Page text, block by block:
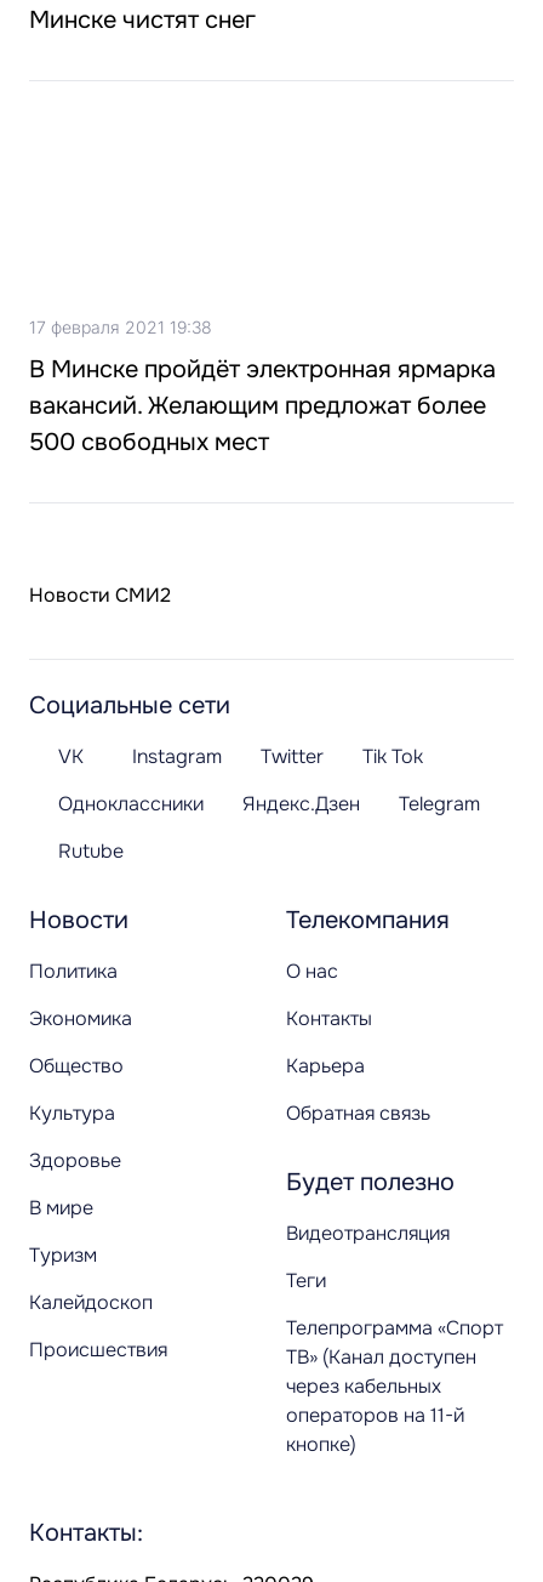
Минске чистят снег
17 февраля 2021 19:38
В Минске пройдёт электронная ярмарка
вакансий. Желающим предложат более
500 свободных мест
Новости СМИ2
Новости
Политика
Экономика
Общество
Культура
Здоровье
В мире
Туризм
Калейдоскоп
Происшествия
Телекомпания
О нас
Контакты
Карьера
Обратная связь
Будет полезно
Видеотрансляция
Теги
Телепрограмма «Спорт
ТВ» (Канал доступен
через кабельных
операторов на 11-й
кнопке)
Социальные сети
VK Instagram Twitter
Tik Tok
Одноклассники
Яндекс.Дзен
Telegram
Rutube
Контакты: